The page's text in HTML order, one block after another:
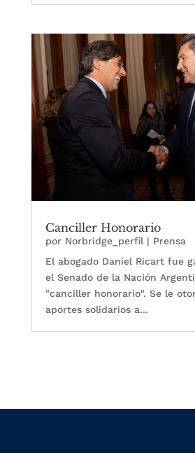
Canciller Honorario
por Norbridge_perfil | Prensa
El abogado Daniel Ricart fue
el Senado de la Nación
"canciller honorario". Se le
aportes solidarios a...